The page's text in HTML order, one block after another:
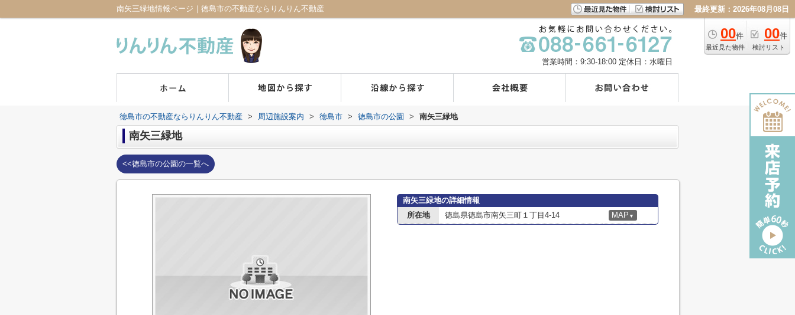
南矢三緑地情報ページ｜徳島市の不動産ならりんりん不動産 最終更新：2026年08月08日
00件
最近見た物件
00件
検討リスト
営業時間：9:30-18:00 定休日：水曜日
徳島市の不動産ならりんりん不動産 > 周辺施設案内 > 徳島市 > 徳島市の公園 > 南矢三緑地
南矢三緑地
<<徳島市の公園の一覧へ
南矢三緑地の詳細情報
所在地
徳島県徳島市南矢三町１丁目4-14 MAP ▼